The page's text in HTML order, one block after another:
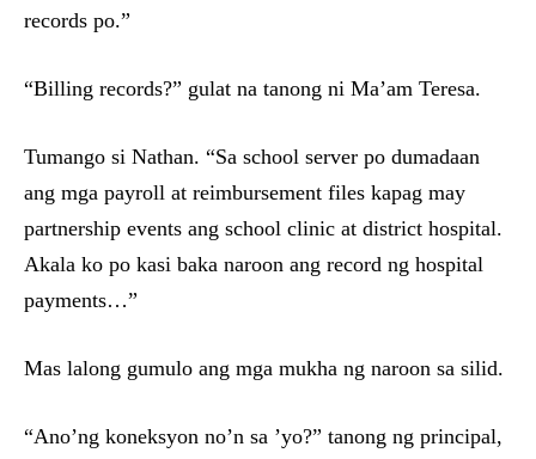
records po.”
“Billing records?” gulat na tanong ni Ma’am Teresa.
Tumango si Nathan. “Sa school server po dumadaan
ang mga payroll at reimbursement files kapag may
partnership events ang school clinic at district hospital.
Akala ko po kasi baka naroon ang record ng hospital
payments…”
Mas lalong gumulo ang mga mukha ng naroon sa silid.
“Ano’ng koneksyon no’n sa ’yo?” tanong ng principal,